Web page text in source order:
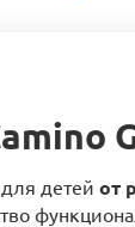
детей от